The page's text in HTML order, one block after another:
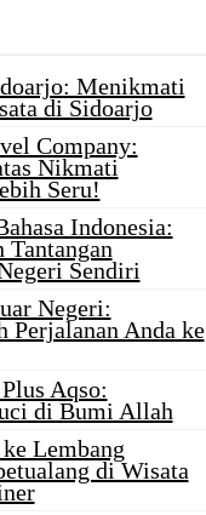
Menikmati
di Sidoarjo
Company:
Nikmati
Seru!
Indonesia:
Tantangan
Sendiri
Negeri:
Perjalanan Anda ke
Aqso:
di Bumi Allah
Lembang
di Wisata